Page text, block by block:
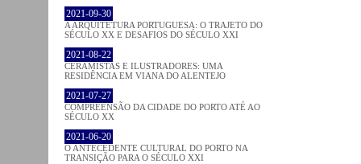
2021-09-30
A ARQUITETURA PORTUGUESA: O TRAJETO DO
SÉCULO XX E DESAFIOS DO SÉCULO XXI
2021-08-22
CERAMISTAS E ILUSTRADORES: UMA
RESIDÊNCIA EM VIANA DO ALENTEJO
2021-07-27
COMPREENSÃO DA CIDADE DO PORTO ATÉ AO
SÉCULO XX
2021-06-20
O ANTECEDENTE CULTURAL DO PORTO NA
TRANSIÇÃO PARA O SÉCULO XXI